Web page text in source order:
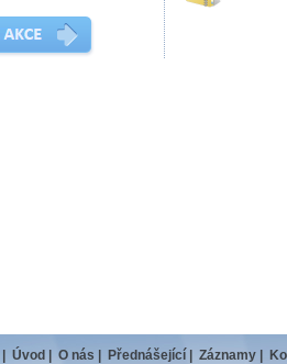
Úvod O nás Přednášející Záznamy